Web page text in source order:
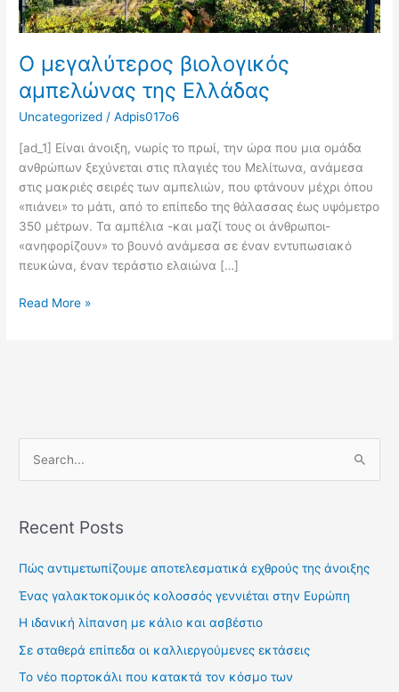
Ο μεγαλύτερος βιολογικός
αμπελώνας της Ελλάδας
Uncategorized /Adpis017o6
[ad_1] Είναι άνοιξη, νωρίς το πρωί, την ώρα που μια ομάδα
ανθρώπων ξεχύνεται στις πλαγιές του Μελίτωνα, ανάμεσα
στις μακριές σειρές των αμπελιών, που φτάνουν μέχρι όπου
«πιάνει» το μάτι, από το επίπεδο της θάλασσας έως υψόμετρο
350 μέτρων. Τα αμπέλια -και μαζί τους οι άνθρωποι-
«ανηφορίζουν» το βουνό ανάμεσα σε έναν εντυπωσιακό
πευκώνα, έναν τεράστιο ελαιώνα […]
Read More »
r
o
r
:
Recent Posts
Πώς αντιμετωπίζουμε αποτελεσματικά εχθρούς της άνοιξης
Ένας γαλακτοκομικός κολοσσός γεννιέται στην Ευρώπη
Η ιδανική λίπανση με κάλιο και ασβέστιο
Σε σταθερά επίπεδα οι καλλιεργούμενες εκτάσεις
Το νέο πορτοκάλι που κατακτά τον κόσμο των